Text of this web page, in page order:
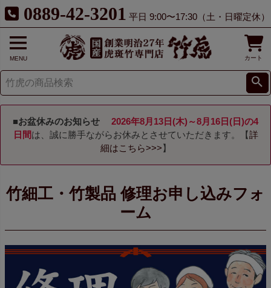
0889-42-3201 平日 9:00〜17:30（土・日曜定休）
MENU カート
■お盆休みのお知らせ
2026年8月13日(木)～8月16日(日)の4
日間は、誠に勝手ながらお休みとさせていただきます。【詳
細はこちら>>> 】
竹細工・竹製品 修理お申し込みフォ
ーム